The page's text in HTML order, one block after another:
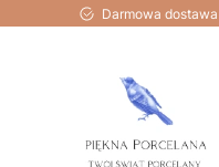
Darmowa